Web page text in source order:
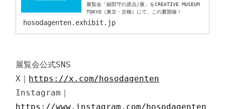
展覧会「細田守の原点/展」をCREATIVE MUSEUM
TOKYO（東京・京橋）にて、この夏開催！
hosodagenten.exhibit.jp
展覧会公式SNS
X｜ https://x.com/hosodagenten
Instagram｜
https://www.instagram.com/hosodagenten